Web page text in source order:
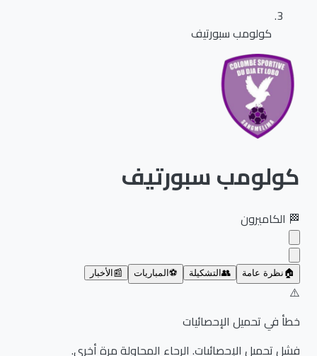
كولومب سبورتيف
كولومب سبورتيف
الكاميرون
نظرة عامة 👥 التشكيلة ⚽ المباريات 📰 الأخبار
خطأ في تحميل الإحصائيات
فشل تحميل الإحصائيات. الرجاء المحاولة مرة أخرى.